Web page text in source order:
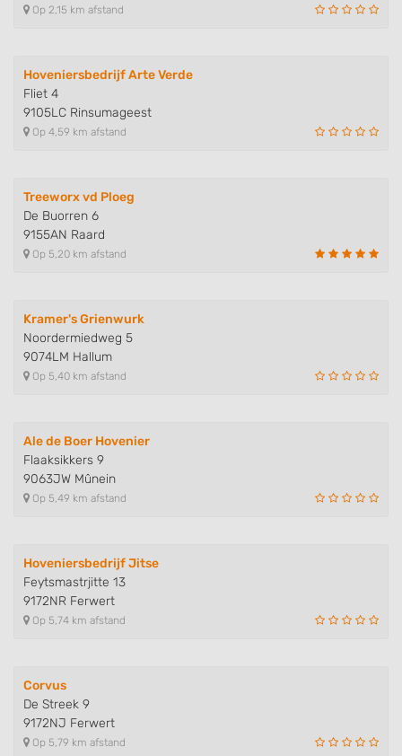
Op 2,15 km afstand
Hoveniersbedrijf Arte Verde
Fliet 4
9105LC Rinsumageest
Op 4,59 km afstand
Treeworx vd Ploeg
De Buorren 6
9155AN Raard
Op 5,20 km afstand
Kramer's Grienwurk
Noordermiedweg 5
9074LM Hallum
Op 5,40 km afstand
Ale de Boer Hovenier
Flaaksikkers 9
9063JW Mûnein
Op 5,49 km afstand
Hoveniersbedrijf Jitse
Feytsmastrjitte 13
9172NR Ferwert
Op 5,74 km afstand
Corvus
De Streek 9
9172NJ Ferwert
Op 5,79 km afstand